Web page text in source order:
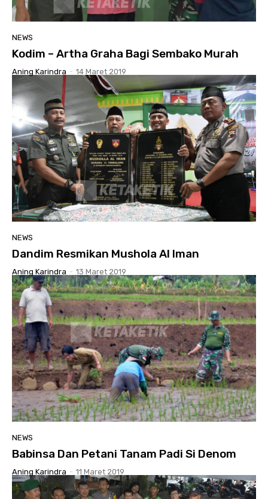
NEWS
Kodim – Artha Graha Bagi Sembako Murah
Aning Karindra - 14 Maret 2019
NEWS
Dandim Resmikan Mushola Al Iman
Aning Karindra - 13 Maret 2019
NEWS
Babinsa Dan Petani Tanam Padi Si Denom
Aning Karindra - 11 Maret 2019